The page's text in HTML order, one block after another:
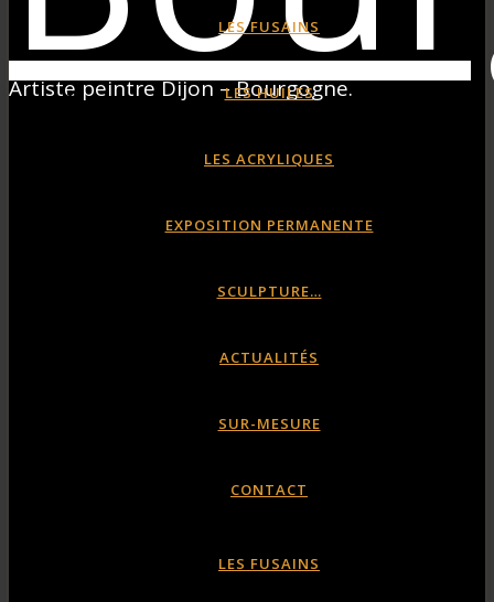
Artiste peintre Dijon – Bourgogne.
LES FUSAINS
LES HUILES
LES ACRYLIQUES
EXPOSITION PERMANENTE
SCULPTURE…
ACTUALITÉS
SUR-MESURE
CONTACT
LES FUSAINS